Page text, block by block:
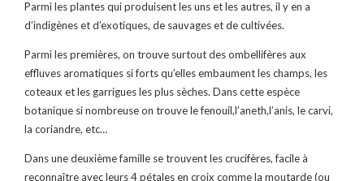
Parmi les plantes qui produisent les uns et les autres, il y en a
d’indigènes et d’exotiques, de sauvages et de cultivées.
Parmi les premières, on trouve surtout des ombellifères aux
effluves aromatiques si forts qu’elles embaument les champs, les
coteaux et les garrigues les plus sèches. Dans cette espèce
botanique si nombreuse on trouve le fenouil,l’aneth,l’anis, le carvi,
la coriandre, etc…
Dans une deuxième famille se trouvent les crucifères, facile à
reconnaître avec leurs 4 pétales en croix comme la moutarde (ou